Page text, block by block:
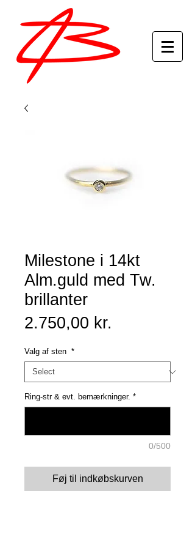
Milestone i 14kt
Alm.guld med Tw.
brillanter
2.750,00 kr.
Valg af sten *
Ring-str & evt. bemærkninger. *
0/500
Føj til indkøbskurven